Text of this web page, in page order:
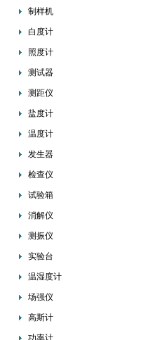
制样机
白度计
照度计
测试器
测距仪
盐度计
温度计
发生器
检查仪
试验箱
消解仪
测振仪
实验台
温湿度计
场强仪
高斯计
功率计